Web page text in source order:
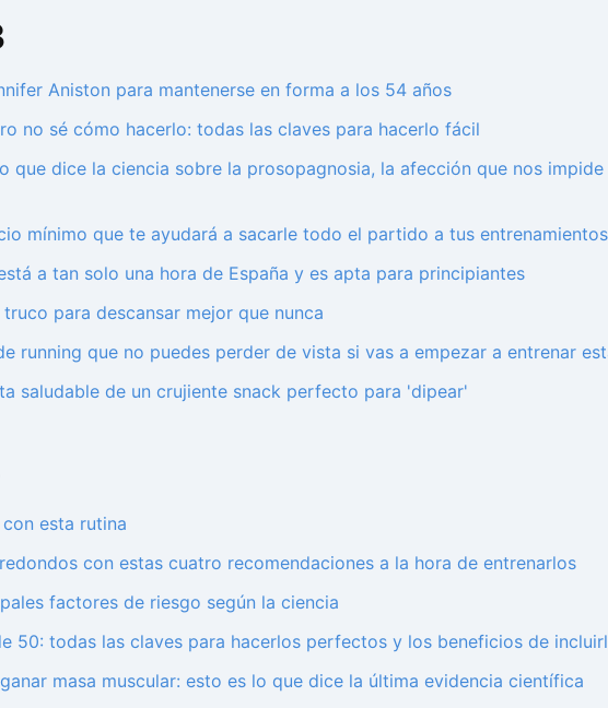
Aniston para mantenerse en forma a los 54 años
no sé cómo hacerlo: todas las claves para hacerlo fácil
que dice la ciencia sobre la prosopagnosia, la afección que nos
mínimo que te ayudará a sacarle todo el partido a tus
a tan solo una hora de España y es apta para principiantes
para descansar mejor que nunca
running que no puedes perder de vista si vas a empezar a entrenar
saludable de un crujiente snack perfecto para 'dipear'
esta rutina
con estas cuatro recomendaciones a la hora de entrenarlos
factores de riesgo según la ciencia
50: todas las claves para hacerlos perfectos y los beneficios de
masa muscular: esto es lo que dice la última evidencia científica